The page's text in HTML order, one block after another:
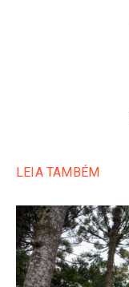
LEIA TAMBÉM